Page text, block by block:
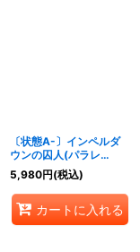
〔状態A-〕インペルダ
ウンの囚人(パラレ
ル/TR/illust:BISAI)
【TR】{OP16-042}
5,980円(税込)
カートに入れる